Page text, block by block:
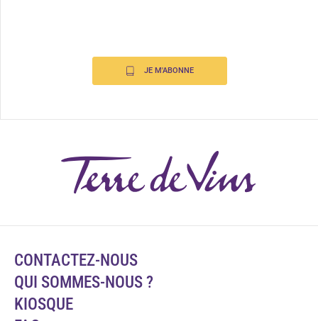
JE M'ABONNE
CONTACTEZ-NOUS
QUI SOMMES-NOUS ?
KIOSQUE